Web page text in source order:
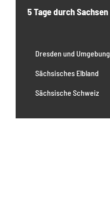
5 Tage durch Sachsen
Dresden und Umgebung
Sächsisches Elbland
Sächsische Schweiz